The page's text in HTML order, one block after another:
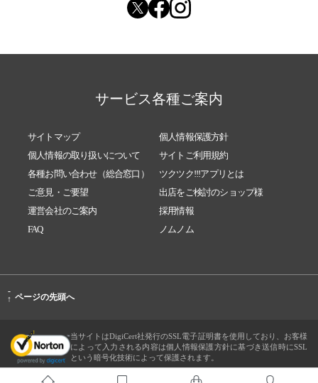
サービス各種ご案内
サイトマップ
個人情報保護方針
個人情報の取り扱いについて
サイトご利用規約
各種お問い合わせ（総合窓口）
ツクツク!!!アプリとは
ご意見・ご要望
出店をご検討のショップ様
運営会社のご案内
採用情報
FAQ
ノムノム
-
↑ ページの先頭へ
当サイトはDigiCert社発行のSSL電子証明書を使用しており、お客様
によって入力される内容は個人情報保護方針に基づき送信時にSSL
という暗号化技術によって保護されます。